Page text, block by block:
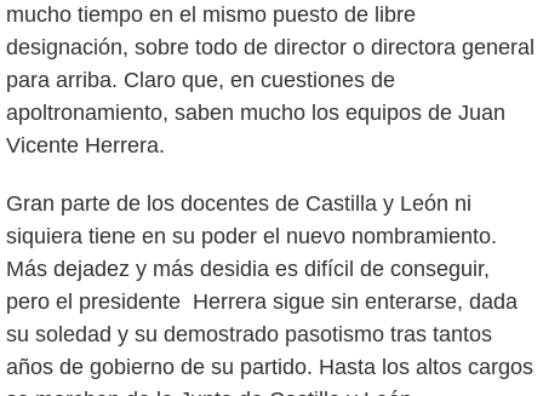
mucho tiempo en el mismo puesto de libre
designación, sobre todo de director o directora general
para arriba. Claro que, en cuestiones de
apoltronamiento, saben mucho los equipos de Juan
Vicente Herrera.
Gran parte de los docentes de Castilla y León ni
siquiera tiene en su poder el nuevo nombramiento.
Más dejadez y más desidia es difícil de conseguir,
pero el presidente Herrera sigue sin enterarse, dada
su soledad y su demostrado pasotismo tras tantos
años de gobierno de su partido. Hasta los altos cargos